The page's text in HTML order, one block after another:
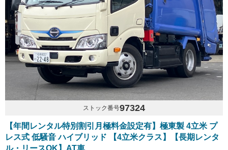
ストック番号97324
【年間レンタル特別割引月極料金設定有】極東製 4立米 プ
レス式 低騒音 ハイブリッド 【4立米クラス】【長期レンタ
ル・リースOK】AT車